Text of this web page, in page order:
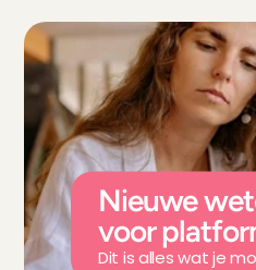
Nieuwe
voor
Dit is alles wat je